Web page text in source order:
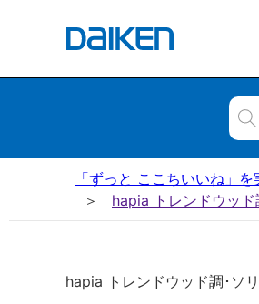
「ずっと ここちいいね」
hapia トレンドウッ
hapia トレンドウッド調･ソ